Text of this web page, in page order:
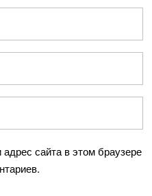
сайта в этом браузере